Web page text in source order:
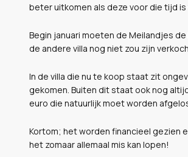
beter uitkomen als deze voor die tijd is
Begin januari moeten de Meilandjes
de andere villa nog niet zou zijn
In de villa die nu te koop staat zit
gekomen. Buiten dit staat ook nog
euro die natuurlijk moet worden
Kortom; het worden financieel gezien
het zomaar allemaal mis kan lopen!